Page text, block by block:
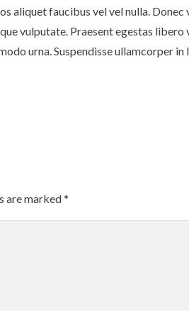
aliquet faucibus vel vel nulla.
vulputate. Praesent egestas
urna. Suspendisse ullamcorper
are marked*